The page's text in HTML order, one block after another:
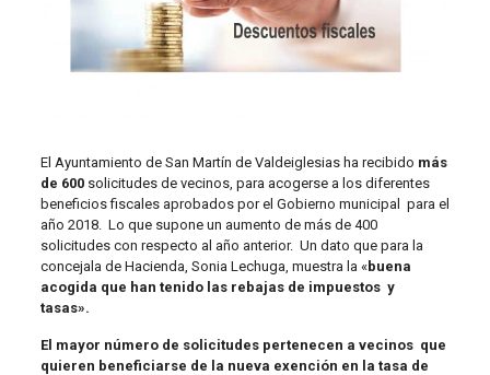
El Ayuntamiento de San Martín de Valdeiglesias ha recibido más
de 600solicitudes de vecinos, para acogerse a los diferentes
beneficios fiscales aprobados por el Gobierno municipal para el
año 2018. Lo que supone un aumento de más de 400
solicitudes con respecto al año anterior. Un dato que para la
concejala de Hacienda, Sonia Lechuga, muestra la «buena
acogida que han tenido las rebajas de impuestos y
tasas».
El mayor número de solicitudes pertenecen a vecinos que
quieren beneficiarse de la nueva exención en la tasa de